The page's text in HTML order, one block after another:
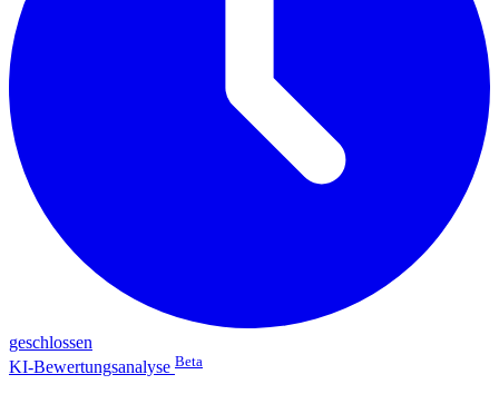
geschlossen
KI-Bewertungsanalyse Beta